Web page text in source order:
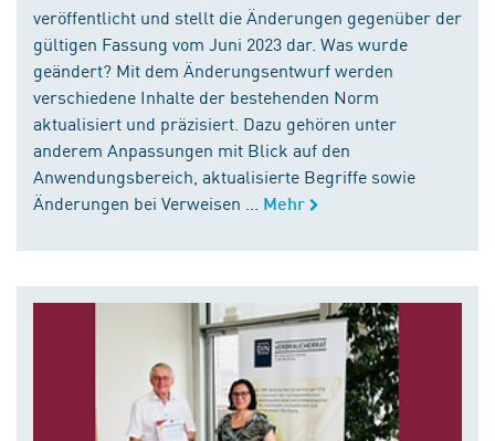
veröffentlicht und stellt die Änderungen gegenüber der
gültigen Fassung vom Juni 2023 dar. Was wurde
geändert? Mit dem Änderungsentwurf werden
verschiedene Inhalte der bestehenden Norm
aktualisiert und präzisiert. Dazu gehören unter
anderem Anpassungen mit Blick auf den
Anwendungsbereich, aktualisierte Begriffe sowie
Änderungen bei Verweisen ...
Mehr